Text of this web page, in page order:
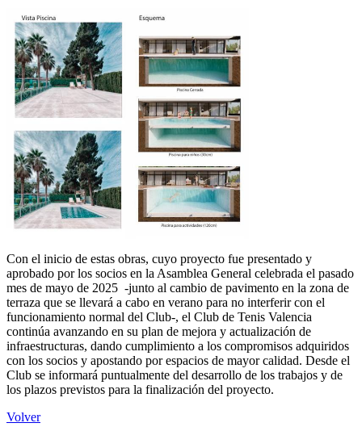
Con el inicio de estas obras, cuyo proyecto fue presentado y
aprobado por los socios en la Asamblea General celebrada el pasado
mes de mayo de 2025 -junto al cambio de pavimento en la zona de
terraza que se llevará a cabo en verano para no interferir con el
funcionamiento normal del Club-, el Club de Tenis Valencia
continúa avanzando en su plan de mejora y actualización de
infraestructuras, dando cumplimiento a los compromisos adquiridos
con los socios y apostando por espacios de mayor calidad. Desde el
Club se informará puntualmente del desarrollo de los trabajos y de
los plazos previstos para la finalización del proyecto.
Volver